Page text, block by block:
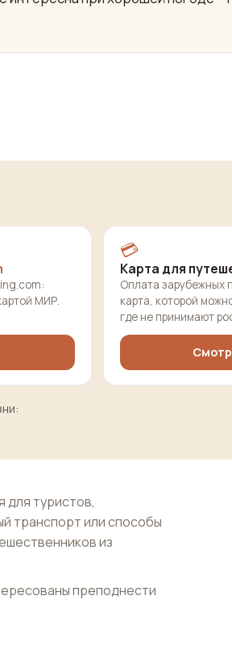
МИР.
💳
Карта для
Оплата зарубежных
карта, которой
где не принимают
туристов,
транспорт или способы
из
преподнести